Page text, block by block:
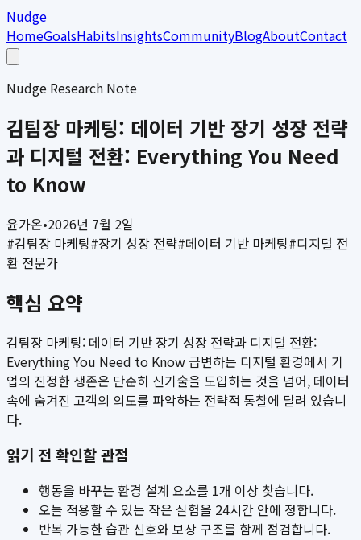
Nudge
HomeGoalsHabitsInsightsCommunityBlogAboutContact
Nudge Research Note
김팀장 마케팅: 데이터 기반 장기 성장 전략
과 디지털 전환: Everything You Need
to Know
윤가온•2026년 7월 2일
#김팀장 마케팅#장기 성장 전략#데이터 기반 마케팅#디지털 전
환 전문가
핵심 요약
김팀장 마케팅: 데이터 기반 장기 성장 전략과 디지털 전환:
Everything You Need to Know 급변하는 디지털 환경에서 기
업의 진정한 생존은 단순히 신기술을 도입하는 것을 넘어, 데이터
속에 숨겨진 고객의 의도를 파악하는 전략적 통찰에 달려 있습니
다.
읽기 전 확인할 관점
행동을 바꾸는 환경 설계 요소를 1개 이상 찾습니다.
오늘 적용할 수 있는 작은 실험을 24시간 안에 정합니다.
반복 가능한 습관 신호와 보상 구조를 함께 점검합니다.